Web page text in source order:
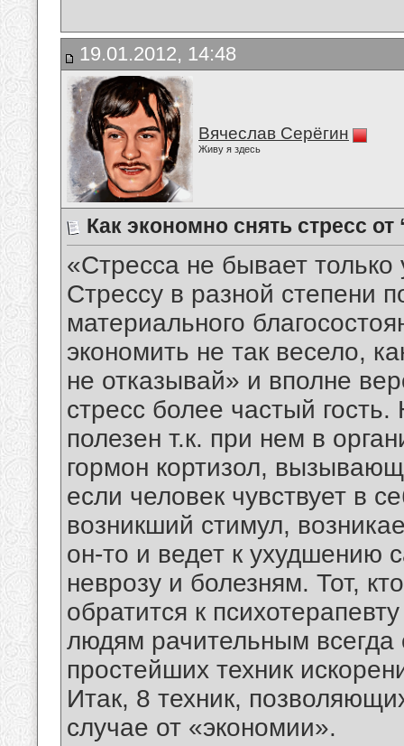
19.01.2012, 14:48
Вячеслав Серёгин
Живу я здесь
Как экономно снять стресс от
«Стресса не бывает
Стрессу в разной степени
материального
экономить не так весело,
не отказывай» и вполне
стресс более частый
полезен т.к. при нем в
гормон кортизол,
если человек чувствует в
возникший стимул,
он-то и ведет к ухудшению
неврозу и болезням. Тот,
обратится к
людям рачительным
простейших техник
Итак, 8 техник,
случае от «экономии».